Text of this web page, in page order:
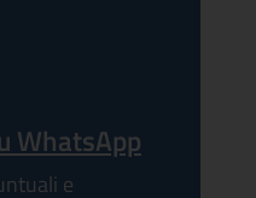
WhatsApp
e